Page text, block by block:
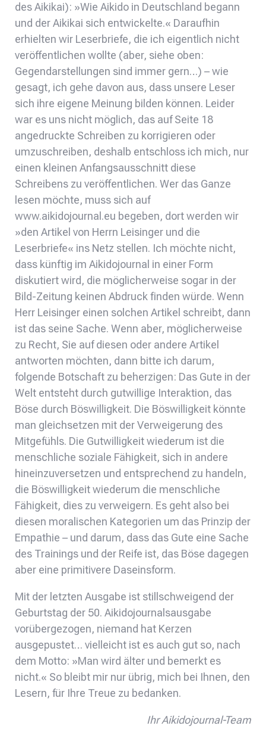
des Aikikai): »Wie Aikido in Deutschland begann
und der Aikikai sich entwickelte.« Daraufhin
erhielten wir Leserbriefe, die ich eigentlich nicht
veröffentlichen wollte (aber, siehe oben:
Gegendarstellungen sind immer gern…) – wie
gesagt, ich gehe davon aus, dass unsere Leser
sich ihre eigene Meinung bilden können. Leider
war es uns nicht möglich, das auf Seite 18
angedruckte Schreiben zu korrigieren oder
umzuschreiben, deshalb entschloss ich mich, nur
einen kleinen Anfangsausschnitt diese
Schreibens zu veröffentlichen. Wer das Ganze
lesen möchte, muss sich auf
www.aikidojournal.eu begeben, dort werden wir
»den Artikel von Herrn Leisinger und die
Leserbriefe« ins Netz stellen. Ich möchte nicht,
dass künftig im Aikidojournal in einer Form
diskutiert wird, die möglicherweise sogar in der
Bild-Zeitung keinen Abdruck finden würde. Wenn
Herr Leisinger einen solchen Artikel schreibt, dann
ist das seine Sache. Wenn aber, möglicherweise
zu Recht, Sie auf diesen oder andere Artikel
antworten möchten, dann bitte ich darum,
folgende Botschaft zu beherzigen: Das Gute in der
Welt entsteht durch gutwillige Interaktion, das
Böse durch Böswilligkeit. Die Böswilligkeit könnte
man gleichsetzen mit der Verweigerung des
Mitgefühls. Die Gutwilligkeit wiederum ist die
menschliche soziale Fähigkeit, sich in andere
hineinzuversetzen und entsprechend zu handeln,
die Böswilligkeit wiederum die menschliche
Fähigkeit, dies zu verweigern. Es geht also bei
diesen moralischen Kategorien um das Prinzip der
Empathie – und darum, dass das Gute eine Sache
des Trainings und der Reife ist, das Böse dagegen
aber eine primitivere Daseinsform.
Mit der letzten Ausgabe ist stillschweigend der
Geburtstag der 50. Aikidojournalsausgabe
vorübergezogen, niemand hat Kerzen
ausgepustet… vielleicht ist es auch gut so, nach
dem Motto: »Man wird älter und bemerkt es
nicht.« So bleibt mir nur übrig, mich bei Ihnen, den
Lesern, für Ihre Treue zu bedanken.
Ihr Aikidojournal-Team